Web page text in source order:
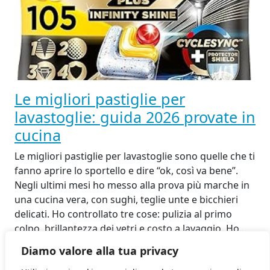
Diamo valore alla tua privacy
Le migliori pastiglie per
lavastoglie: guida 2026 provate in
cucina
Le migliori pastiglie per lavastoglie sono quelle che ti
fanno aprire lo sportello e dire “ok, così va bene”.
Negli ultimi mesi ho messo alla prova più marche in
una cucina vera, con sughi, teglie unte e bicchieri
delicati. Ho controllato tre cose: pulizia al primo
colpo, brillantezza dei vetri e costo a lavaggio. Ho…